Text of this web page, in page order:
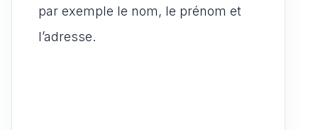
par exemple le nom, le prénom et
l’adresse.